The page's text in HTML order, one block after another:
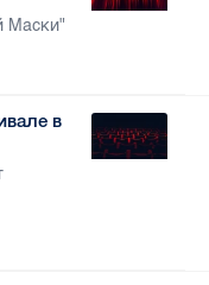
Маски"
в